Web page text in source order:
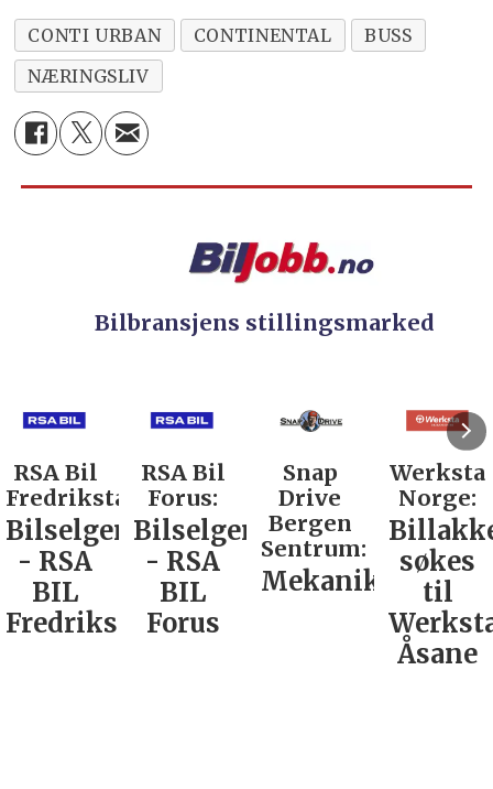
CONTI URBAN CONTINENTAL
BUSS
NÆRINGSLIV
Bilbransjens stillingsmarked
RSA Bil
Forus:
Bilselger
- RSA
BIL
Forus
Snap
Drive
Bergen
Sentrum:
Mekaniker
Werksta
Norge:
Billakkerer
søkes
til
Rodin &
Co AS: